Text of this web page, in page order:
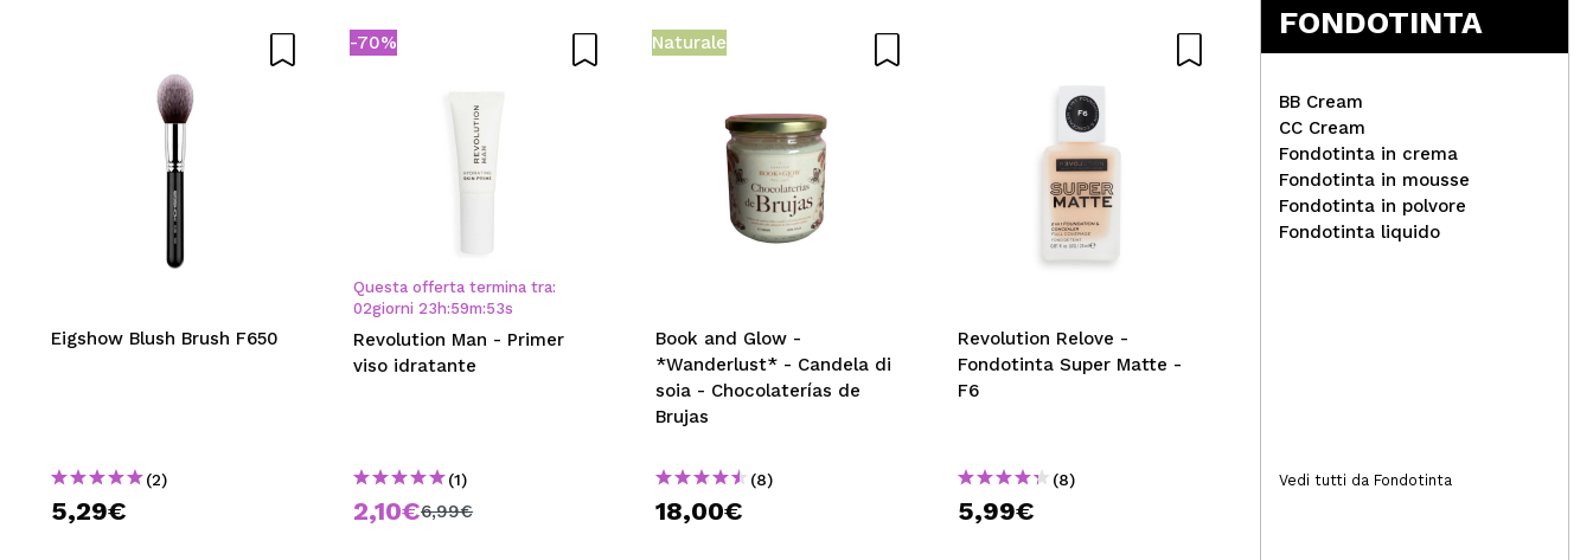
Eigshow Blush Brush F650
(2)
5,29€
-70%
Questa offerta termina tra:
02giorni 23 h:59m:52s
Revolution Man - Primer
viso idratante
(1)
2,10€6,99€
Naturale
Book and Glow -
*Wanderlust* - Candela di
soia - Chocolaterías de
Brujas
(8)
18,00€
Revolution Relove -
Fondotinta Super Matte -
F6
(8)
5,99€
Lovely - Lucidalabbra H2O -
(7)
FONDOTINTA
BB Cream
CC Cream
Fondotinta in crema
Fondotinta in mousse
Fondotinta in polvore
Fondotinta liquido
Vedi tutti da Fondotinta